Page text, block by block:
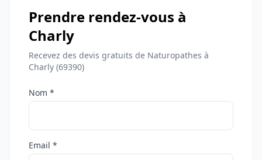
Prendre rendez-vous à
Charly
Recevez des devis gratuits de Naturopathes à
Charly (69390)
Nom *
Email *